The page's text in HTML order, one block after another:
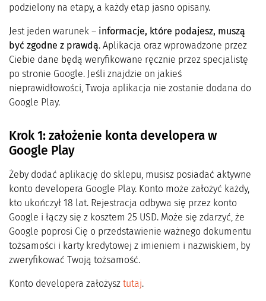
podzielony na etapy, a każdy etap jasno opisany.
Jest jeden warunek – informacje, które podajesz, muszą
być zgodne z prawdą. Aplikacja oraz wprowadzone przez
Ciebie dane będą weryfikowane ręcznie przez specjalistę
po stronie Google. Jeśli znajdzie on jakieś
nieprawidłowości, Twoja aplikacja nie zostanie dodana do
Google Play.
Krok 1: założenie konta developera w
Google Play
Żeby dodać aplikację do sklepu, musisz posiadać aktywne
konto developera Google Play. Konto może założyć każdy,
kto ukończył 18 lat. Rejestracja odbywa się przez konto
Google i łączy się z kosztem 25 USD. Może się zdarzyć, że
Google poprosi Cię o przedstawienie ważnego dokumentu
tożsamości i karty kredytowej z imieniem i nazwiskiem, by
zweryfikować Twoją tożsamość.
Konto developera założysz tutaj.